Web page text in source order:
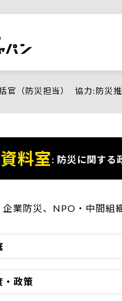
官（防災担当） 協力 防災
料室 防災に関する
企業防災、NPO・中間組
・政策